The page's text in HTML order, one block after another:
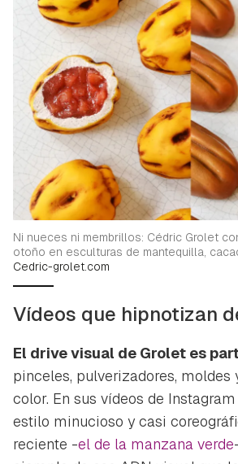
Guardar como favorito
Para poder guardar como favorito,
iniciar sesión con tu cuenta de
Ni nueces ni membrillos: Cédric Grolet
otoño en esculturas de mantequilla,
Cedric-grolet.com
Vídeos que hipnotizan
El drive visual de Grolet es
pinceles, pulverizadores, moldes
color. En sus vídeos de
estilo minucioso y casi
reciente -el de la manzana verde
Contenido enviado
Gracias por suscribirte a